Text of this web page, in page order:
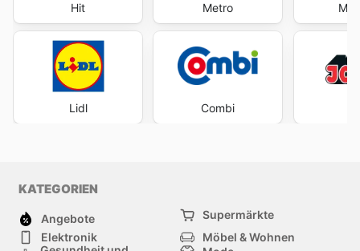
Hit
Lidl
Metro
Combi
KATEGORIEN
Angebote
Supermärkte
Elektronik
Möbel & Wohnen